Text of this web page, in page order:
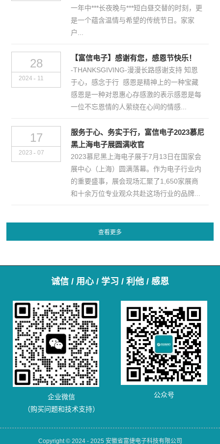
一年中***长夜晚与***短白昼交替的时刻，更
是一个蕴含温情与希望的传统节日。家家
户...
28
2024 - 11
【富信电子】感谢有您，感恩节快乐！
-THANKSGIVING-漫漫长路感谢支持 知恩
于心，感念于行 感恩是精神上的一种宝藏
感恩是一种对恩惠心存感激的表示感恩是每
一位不忘恩情的人萦绕在心间的情感...
17
2023 - 07
服务于心、务实于行，富信电子2023慕尼
黑上海电子展圆满收官
2023慕尼黑上海电子展于7月13日在国家会
展中心（上海）圆满落幕。作为电子行业内
的重要盛事，展会现场汇聚了1,650家展商
和十余万位专业观众共赴这场行业的品牌...
诚信 / 用心 / 学习 / 利他 / 感恩
企业微信
（购买问题和技术支持）
公众号
Copyright © 2024 - 2025 安徽省富捷电子科技有限公司